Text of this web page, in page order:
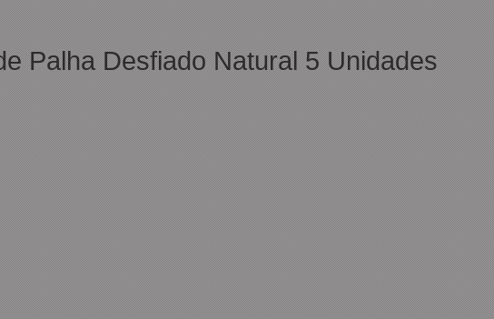
Sábados -
Palha Desfiado Natural 5 Unidades